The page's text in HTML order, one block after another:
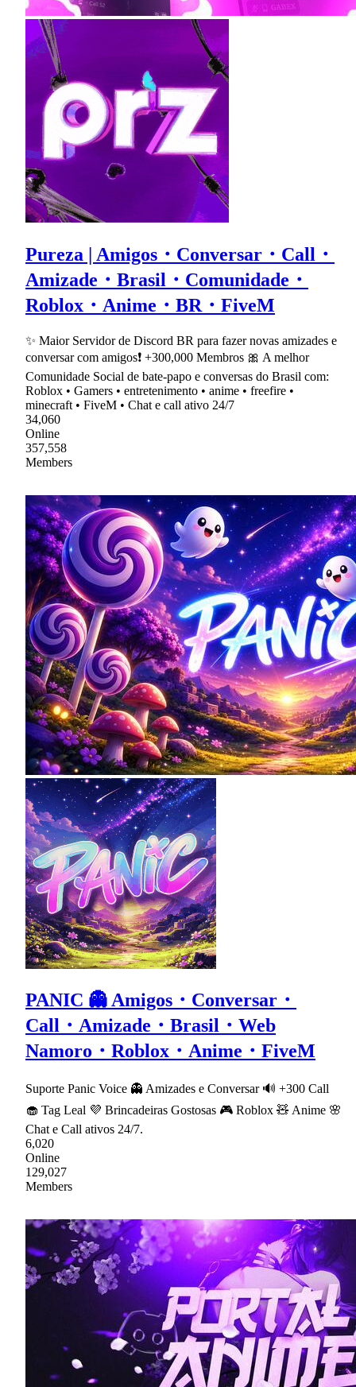
Pureza | Amigos・Conversar・Call・
Amizade・Brasil・Comunidade・
Roblox・Anime・BR・FiveM
✨ Maior Servidor de Discord BR para fazer novas amizades e
conversar com amigos❗ +300,000 Membros 🎀 A melhor
Comunidade Social de bate-papo e conversas do Brasil com:
Roblox • Gamers • entretenimento • anime • freefire •
minecraft • FiveM • Chat e call ativo 24/7
34,060
Online
357,558
Members
PANIC 👻 Amigos・Conversar・
Call・Amizade・Brasil・Web
Namoro・Roblox・Anime・FiveM
Suporte Panic Voice 👻 Amizades e Conversar 🔊 +300 Call
🧁 Tag Leal 💜 Brincadeiras Gostosas 🎮 Roblox 🧸 Anime 🌸
Chat e Call ativos 24/7.
6,020
Online
129,027
Members